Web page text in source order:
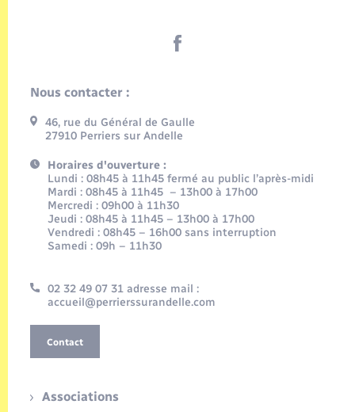
Nous contacter :
46, rue du Général de Gaulle
27910 Perriers sur Andelle
Horaires d'ouverture :
Lundi : 08h45 à 11h45 fermé au public l’après-midi
Mardi : 08h45 à 11h45 – 13h00 à 17h00
Mercredi : 09h00 à 11h30
Jeudi : 08h45 à 11h45 – 13h00 à 17h00
Vendredi : 08h45 – 16h00 sans interruption
Samedi : 09h – 11h30
02 32 49 07 31 adresse mail :
accueil@perrierssurandelle.com
Contact
Associations